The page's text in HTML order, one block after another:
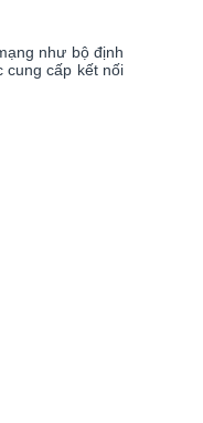
như bộ định
cung cấp kết nối